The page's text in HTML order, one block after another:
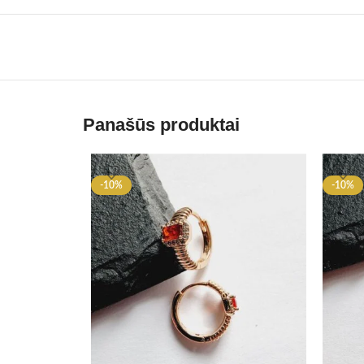
Panašūs produktai
-10% -10%